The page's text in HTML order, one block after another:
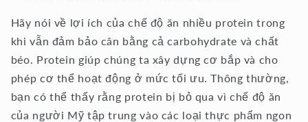
Hãy nói về lợi ích của chế độ ăn nhiều protein trong
khi vẫn đảm bảo cân bằng cả carbohydrate và chất
béo. Protein giúp chúng ta xây dựng cơ bắp và cho
phép cơ thể hoạt động ở mức tối ưu. Thông thường,
bạn có thể thấy rằng protein bị bỏ qua vì chế độ ăn
của người Mỹ tập trung vào các loại thực phẩm ngon